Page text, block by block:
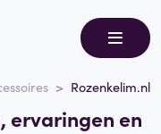
Rozenkelim.nl
ervaringen en